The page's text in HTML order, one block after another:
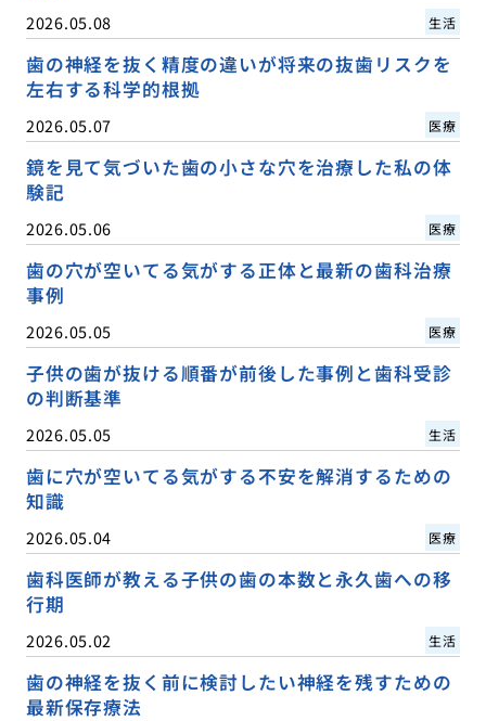
2026.05.08 生活
歯の神経を抜く精度の違いが将来の抜歯リスクを
左右する科学的根拠
2026.05.07 医療
鏡を見て気づいた歯の小さな穴を治療した私の体
験記
2026.05.06 医療
歯の穴が空いてる気がする正体と最新の歯科治療
事例
2026.05.05 医療
子供の歯が抜ける順番が前後した事例と歯科受診
の判断基準
2026.05.05 生活
歯に穴が空いてる気がする不安を解消するための
知識
2026.05.04 医療
歯科医師が教える子供の歯の本数と永久歯への移
行期
2026.05.02 生活
歯の神経を抜く前に検討したい神経を残すための
最新保存療法